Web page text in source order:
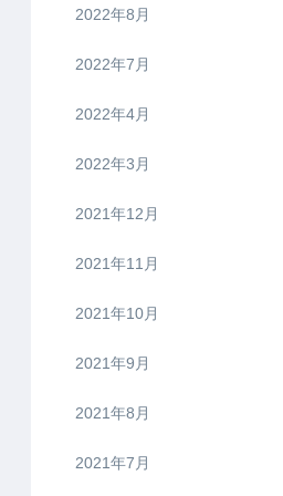
2022年8月
2022年7月
2022年4月
2022年3月
2021年12月
2021年11月
2021年10月
2021年9月
2021年8月
2021年7月